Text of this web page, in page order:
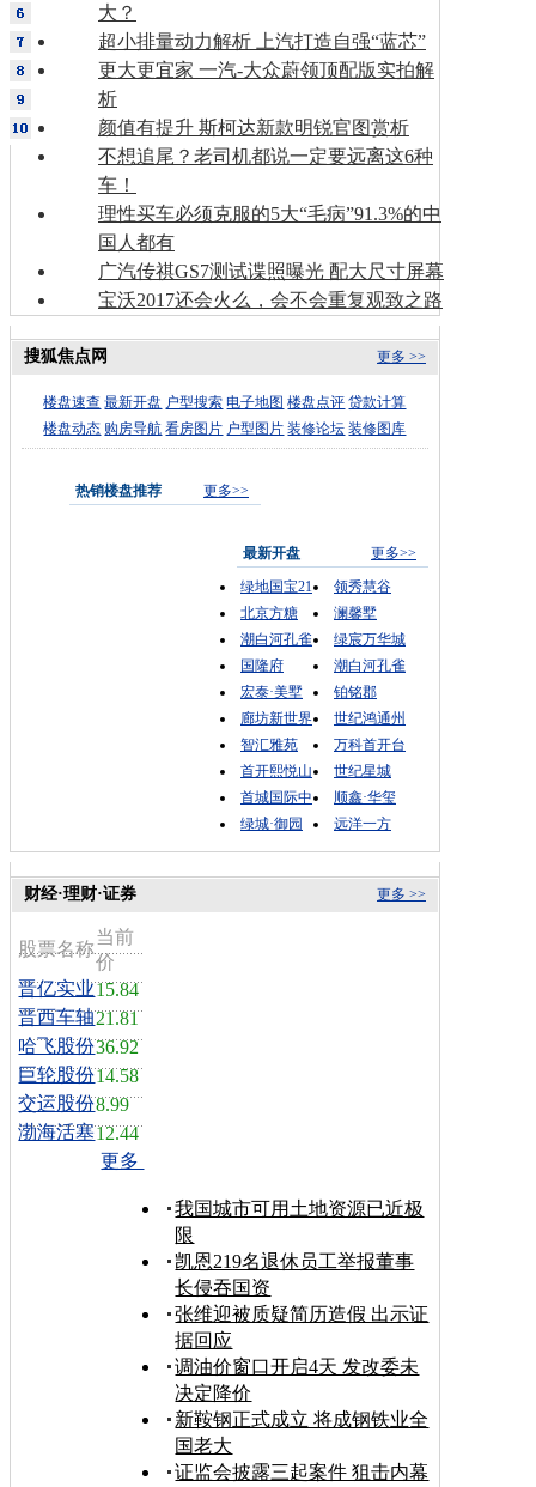
大？
超小排量动力解析 上汽打造自强“蓝芯”
更大更宜家 一汽-大众蔚领顶配版实拍解
析
颜值有提升 斯柯达新款明锐官图赏析
不想追尾？老司机都说一定要远离这6种
车！
理性买车必须克服的5大“毛病”91.3%的中
国人都有
广汽传祺GS7测试谍照曝光 配大尺寸屏幕
宝沃2017还会火么，会不会重复观致之路
更多 >>
搜狐焦点网
楼盘速查 最新开盘 户型搜索 电子地图 楼盘点评 贷款计算
楼盘动态 购房导航 看房图片 户型图片 装修论坛 装修图库
热销楼盘推荐 更多>>
最新开盘
更多>>
绿地国宝21
领秀慧谷
北京方糖
澜馨墅
潮白河孔雀
绿宸万华城
国隆府
潮白河孔雀
宏泰·美墅
铂铭郡
廊坊新世界
世纪鸿通州
智汇雅苑
万科首开台
首开熙悦山
世纪星城
首城国际中
顺鑫·华玺
绿城·御园
远洋一方
更多 >>
财经·理财·证券
股票名称
当前
价
晋亿实业15.84
晋西车轴21.81
哈飞股份36.92
巨轮股份14.58
交运股份8.99
渤海活塞12.44
更多
我国城市可用土地资源已近极
限
凯恩219名退休员工举报董事
长侵吞国资
张维迎被质疑简历造假 出示证
据回应
调油价窗口开启4天 发改委未
决定降价
新鞍钢正式成立 将成钢铁业全
国老大
证监会披露三起案件 狙击内幕